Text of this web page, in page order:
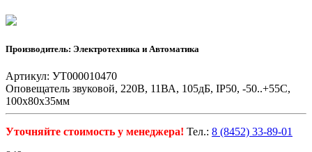
Производитель: Электротехника и Автоматика
Артикул: УТ000010470
Оповещатель звуковой, 220В, 11ВА, 105дБ, IP50, -50..+55С,
100х80х35мм
Уточняйте стоимость у менеджера! Тел.: 8 (8452) 33-89-01